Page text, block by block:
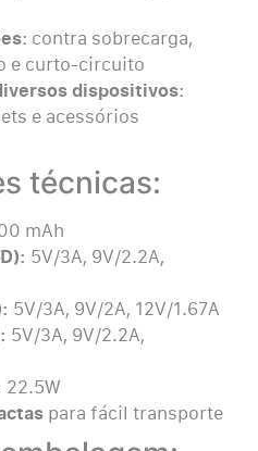
: contra sobrecarga,
e curto-circuito
dispositivos:
e acessórios
técnicas:
mAh
5V/3A, 9V/2.2A,
5V/3A, 9V/2A, 12V/1.67A
5V/3A, 9V/2.2A,
22.5W
para fácil transporte